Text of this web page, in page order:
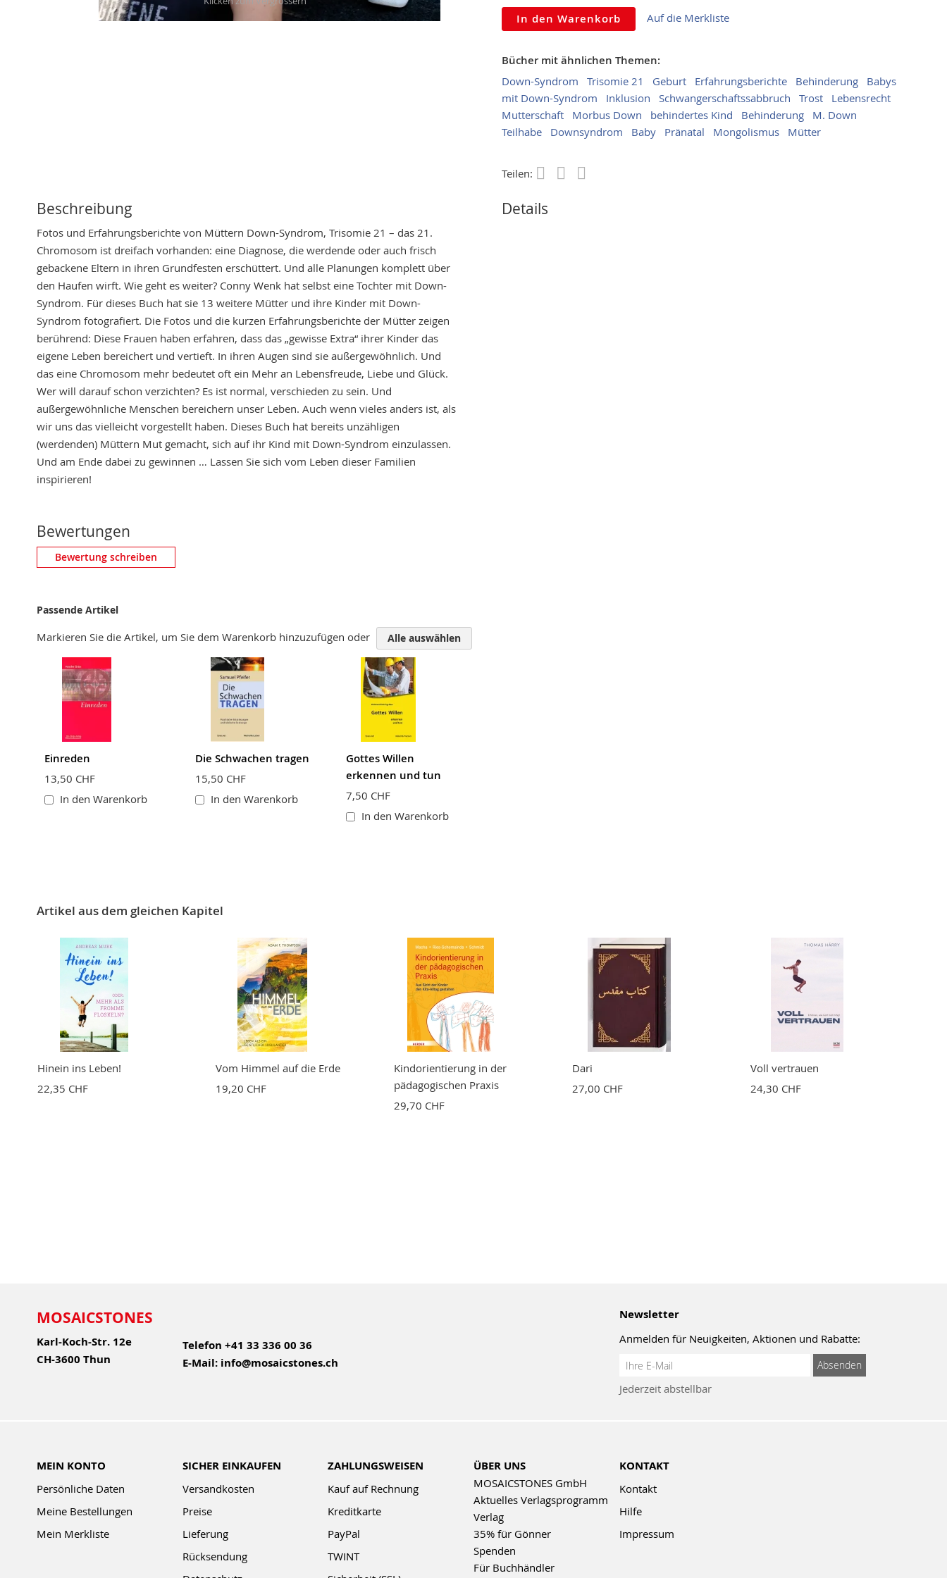
In den Warenkorb Auf die Merkliste
Bücher mit ähnlichen Themen:
Down-Syndrom Trisomie 21 Geburt Erfahrungsberichte Behinderung
Babys
mit Down-Syndrom
Inklusion Schwangerschaftssabbruch Trost
Lebensrecht
Mutterschaft
Morbus Down behindertes Kind Behinderung
M. Down
Teilhabe
Downsyndrom Baby Pränatal Mongolismus Mütter
Teilen:
Beschreibung
Fotos und Erfahrungsberichte von Müttern Down-Syndrom, Trisomie 21 – das 21.
Chromosom ist dreifach vorhanden: eine Diagnose, die werdende oder auch frisch
gebackene Eltern in ihren Grundfesten erschüttert. Und alle Planungen komplett über
den Haufen wirft. Wie geht es weiter? Conny Wenk hat selbst eine Tochter mit Down-
Syndrom. Für dieses Buch hat sie 13 weitere Mütter und ihre Kinder mit Down-
Syndrom fotografiert. Die Fotos und die kurzen Erfahrungsberichte der Mütter zeigen
berührend: Diese Frauen haben erfahren, dass das „gewisse Extra“ ihrer Kinder das
eigene Leben bereichert und vertieft. In ihren Augen sind sie außergewöhnlich. Und
das eine Chromosom mehr bedeutet oft ein Mehr an Lebensfreude, Liebe und Glück.
Wer will darauf schon verzichten? Es ist normal, verschieden zu sein. Und
außergewöhnliche Menschen bereichern unser Leben. Auch wenn vieles anders ist, als
wir uns das vielleicht vorgestellt haben. Dieses Buch hat bereits unzähligen
(werdenden) Müttern Mut gemacht, sich auf ihr Kind mit Down-Syndrom einzulassen.
Und am Ende dabei zu gewinnen … Lassen Sie sich vom Leben dieser Familien
inspirieren!
Details
Bewertungen
Eigene Bewertung schreiben
BEWERTUNG ABSCHICKEN
Bewertung schreiben
Passende Artikel
Markieren Sie die Artikel, um Sie dem Warenkorb hinzuzufügen oder Alle auswählen
Einreden
13,50 CHF
In den Warenkorb
Die Schwachen tragen
15,50 CHF
In den Warenkorb
Gottes Willen
erkennen und tun
7,50 CHF
In den Warenkorb
Artikel aus dem gleichen Kapitel
Hinein ins Leben!
22,35 CHF
Vom Himmel auf die Erde
19,20 CHF
Kindorientierung in der
pädagogischen Praxis
29,70 CHF
Dari
27,00 CHF
Voll vertrauen
24,30 CHF
MOSAICSTONES
Karl-Koch-Str. 12e
CH-3600 Thun
Telefon +41 33 336 00 36
E-Mail: info@mosaicstones.ch
Newsletter
Anmelden für Neuigkeiten, Aktionen und Rabatte:
Anmeldung
Newsletter:
Absenden
Jederzeit abstellbar
MEIN KONTO
Persönliche Daten
Meine Bestellungen
Mein Merkliste
SICHER EINKAUFEN
Versandkosten
Preise
Lieferung
Rücksendung
ZAHLUNGSWEISEN
Kauf auf Rechnung
Kreditkarte
PayPal
TWINT
ÜBER UNS
MOSAICSTONES GmbH
Aktuelles Verlagsprogramm
Verlag
35% für Gönner
Spenden
Für Buchhändler
KONTAKT
Kontakt
Hilfe
Impressum